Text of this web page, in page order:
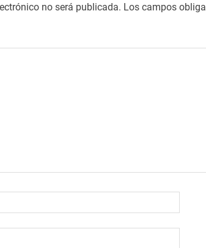
no será publicada. Los campos